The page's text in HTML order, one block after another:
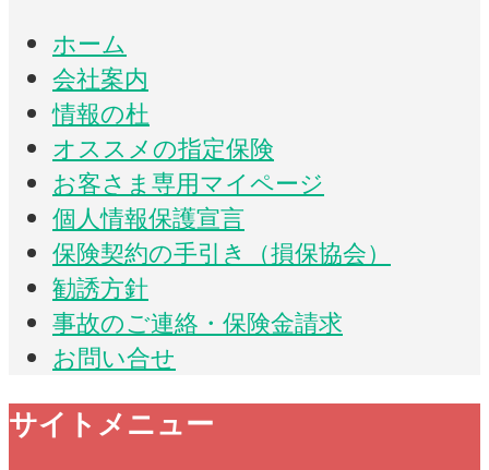
ホーム
会社案内
情報の杜
オススメの指定保険
お客さま専用マイページ
個人情報保護宣言
保険契約の手引き（損保協会）
勧誘方針
事故のご連絡・保険金請求
お問い合せ
サイトメニュー